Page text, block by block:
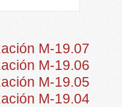
M-19.07
M-19.06
M-19.05
M-19.04